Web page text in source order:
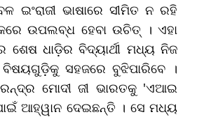
ଇଂରାଜୀ ଭାଷାରେ ସୀମିତ ନ ରହି
ଉପଲବ୍ଧ ହେବା ଉଚିତ୍ । ଏହା
ଶେଷ ଧାଡ଼ିର ବିଦ୍ୟାର୍ଥୀ ମଧ୍ୟ ନିଜ
ବିଷୟଗୁଡ଼ିକୁ ସହଜରେ ବୁଝିପାରିବେ ।
ମୋଦୀ ଜୀ ଭାରତକୁ 'ଏଆଇ
ଆହ୍ୱାନ ଦେଇଛନ୍ତି । ସେ ମଧ୍ୟ